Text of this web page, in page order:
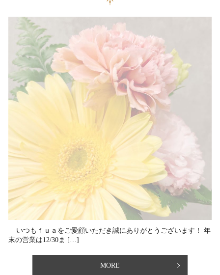
⁡いつもｆｕａをご愛顧いただき誠にありがとうございます！ 年
末の営業は12/30ま […]
MORE